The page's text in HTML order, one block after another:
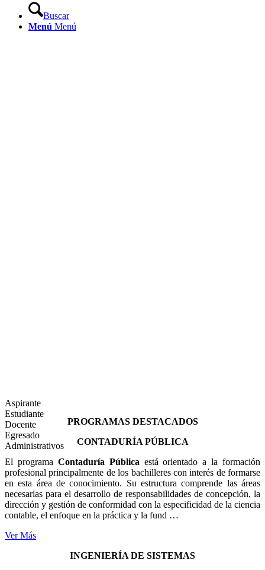
Buscar
Menú Menú
Aspirante
Estudiante
Docente
Egresado
Administrativos
PROGRAMAS DESTACADOS
CONTADURÍA PÚBLICA
El programa Contaduría Pública está orientado a la formación
profesional principalmente de los bachilleres con interés de formarse
en esta área de conocimiento. Su estructura comprende las áreas
necesarias para el desarrollo de responsabilidades de concepción, la
dirección y gestión de conformidad con la especificidad de la ciencia
contable, el enfoque en la práctica y la fund …
Ver Más
INGENIERÍA DE SISTEMAS